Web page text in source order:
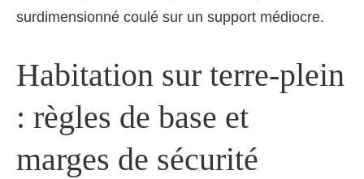
surdimensionné coulé sur un support médiocre.
Habitation sur terre-plein
: règles de base et
marges de sécurité